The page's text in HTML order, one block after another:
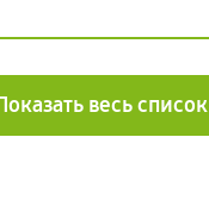
весь список